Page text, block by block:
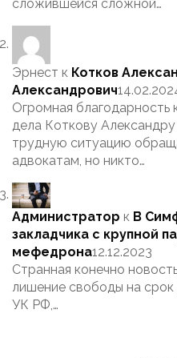
сложившейся сложной…
Эрнест к Котков
Александрович
Огромная благодарность
дела Коткову
трудную ситуацию
адвокатам, но никто…
Администратор к В
закладчика с крупной
мефедрона12.12.2023
Странная конечно
лишение свободы на срок
УК РФ,…